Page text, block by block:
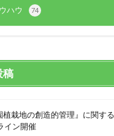
ハウ 74
稿
植栽地の創造的管理』に関す
イン開催